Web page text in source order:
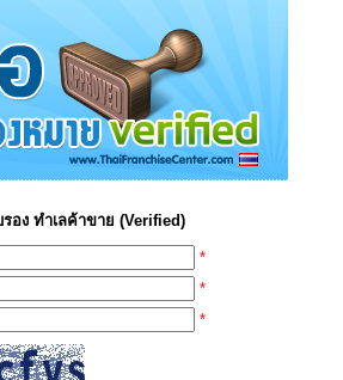
อง ทำเลค้าขาย (Verified)
*
*
*